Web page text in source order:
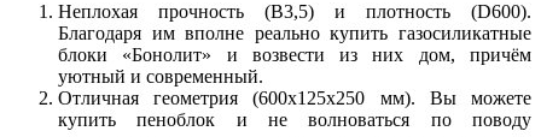
Неплохая прочность (В3,5) и плотность (D600).
Благодаря им вполне реально купить газосиликатные
блоки «Бонолит» и возвести из них дом, причём
уютный и современный.
Отличная геометрия (600x125x250 мм). Вы можете
купить пеноблок и не волноваться по поводу